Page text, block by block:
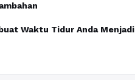
Waktu Tidur Anda Menjadi